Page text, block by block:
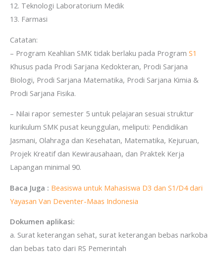
12. Teknologi Laboratorium Medik
13. Farmasi
Catatan:
– Program Keahlian SMK tidak berlaku pada Program S1
Khusus pada Prodi Sarjana Kedokteran, Prodi Sarjana
Biologi, Prodi Sarjana Matematika, Prodi Sarjana Kimia &
Prodi Sarjana Fisika.
– Nilai rapor semester 5 untuk pelajaran sesuai struktur
kurikulum SMK pusat keunggulan, meliputi: Pendidikan
Jasmani, Olahraga dan Kesehatan, Matematika, Kejuruan,
Projek Kreatif dan Kewirausahaan, dan Praktek Kerja
Lapangan minimal 90.
Baca Juga : Beasiswa untuk Mahasiswa D3 dan S1/D4 dari
Yayasan Van Deventer-Maas Indonesia
Dokumen aplikasi:
a. Surat keterangan sehat, surat keterangan bebas narkoba
dan bebas tato dari RS Pemerintah